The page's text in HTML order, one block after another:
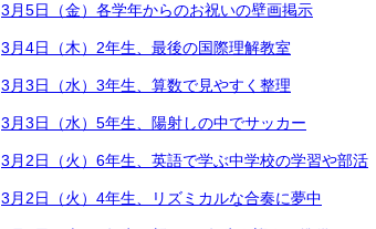
3月5日（金）各学年からのお祝いの壁画掲示
3月4日（木）2年生、最後の国際理解教室
3月3日（水）3年生、算数で見やすく整理
3月3日（水）5年生、陽射しの中でサッカー
3月2日（火）6年生、英語で学ぶ中学校の学習や部活
3月2日（火）4年生、リズミカルな合奏に夢中